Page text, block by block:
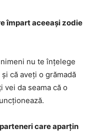
împart aceeaşi zodie
nu te înţelege
că aveţi o grămadă
da seama că o
care aparţin